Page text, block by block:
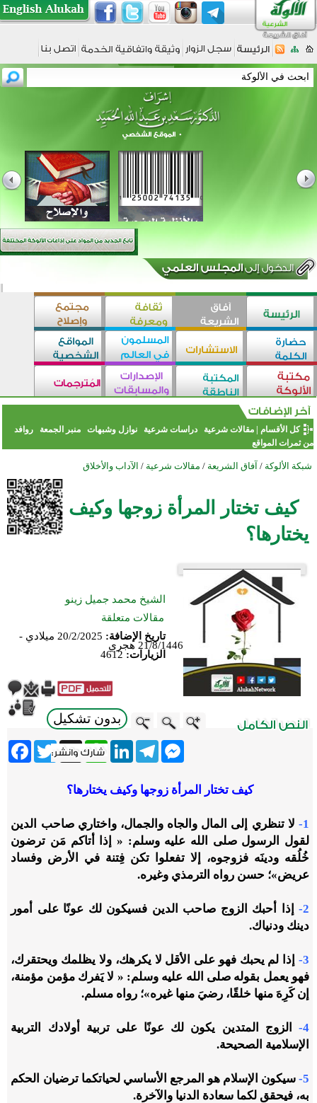
كل الأقسام |مقالات شرعية دراسات شرعية نوازل وشبهات منبر الجمعة
روافد
من ثمرات المواقع
شبكة الألوكة / آفاق الشريعة / مقالات شرعية / الآداب والأخلاق
كيف تختار المرأة زوجها وكيف
يختارها؟
الشيخ محمد جميل زينو
مقالات متعلقة
تاريخ الإضافة:
20/2/2025 ميلادي -
21/8/1446 هجري
الزيارات: 4612
بدون تشكيل
Twitter X
WhatsApp
LinkedInTelegram
Messenger
كيف تختار المرأة زوجها وكيف يختارها؟
1-
لا تنظري إلى المال والجاه والجمال، واختاري صاحب الدين
لقول الرسول صلى الله عليه وسلم: « إذا أتاكم مَن ترضون
خُلُقه ودينَه فزوجوه، إلا تفعلوا تكن فِتنة في الأرض وفساد
عريض»؛ حسن رواه الترمذي وغيره.
2-
إذا أحبك الزوج صاحب الدين فسيكون لك عونًا على أمور
دينك ودنياك.
3-
إذا لم يحبك فهو على الأقل لا يكرهك، ولا يظلمك ويحتقرك،
فهو يعمل بقوله صلى الله عليه وسلم: « لا يَفرك مؤمن مؤمنة،
إن كَرِهَ منها خلقًا، رضيَ منها غيره»؛ رواه مسلم.
4-
الزوج المتدين يكون لك عونًا على تربية أولادك التربية
الإسلامية الصحيحة.
5- سيكون الإسلام هو المرجع الأساسي لحياتكما ترضيان الحكم
به، فيحقق لكما سعادة الدنيا والآخرة.